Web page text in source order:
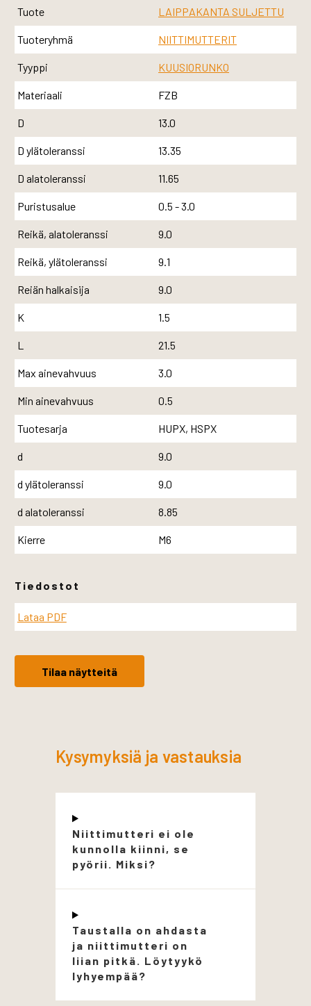
Tuote LAIPPAKANTA SULJETTU
Tuoteryhmä NIITTIMUTTERIT
Tyyppi KUUSIORUNKO
Materiaali FZB
D 13.0
D ylätoleranssi 13.35
D alatoleranssi 11.65
Puristusalue 0.5 - 3.0
Reikä, alatoleranssi 9.0
Reikä, ylätoleranssi 9.1
Reiän halkaisija 9.0
K 1.5
L 21.5
Max ainevahvuus 3.0
Min ainevahvuus 0.5
Tuotesarja HUPX, HSPX
d 9.0
d ylätoleranssi 9.0
d alatoleranssi 8.85
Kierre M6
Tiedostot
Lataa PDF
Tilaa näytteitä
Kysymyksiä ja vastauksia
Niittimutteri ei ole
kunnolla kiinni, se
pyörii. Miksi?
Taustalla on ahdasta
ja niittimutteri on
liian pitkä. Löytyykö
lyhyempää?